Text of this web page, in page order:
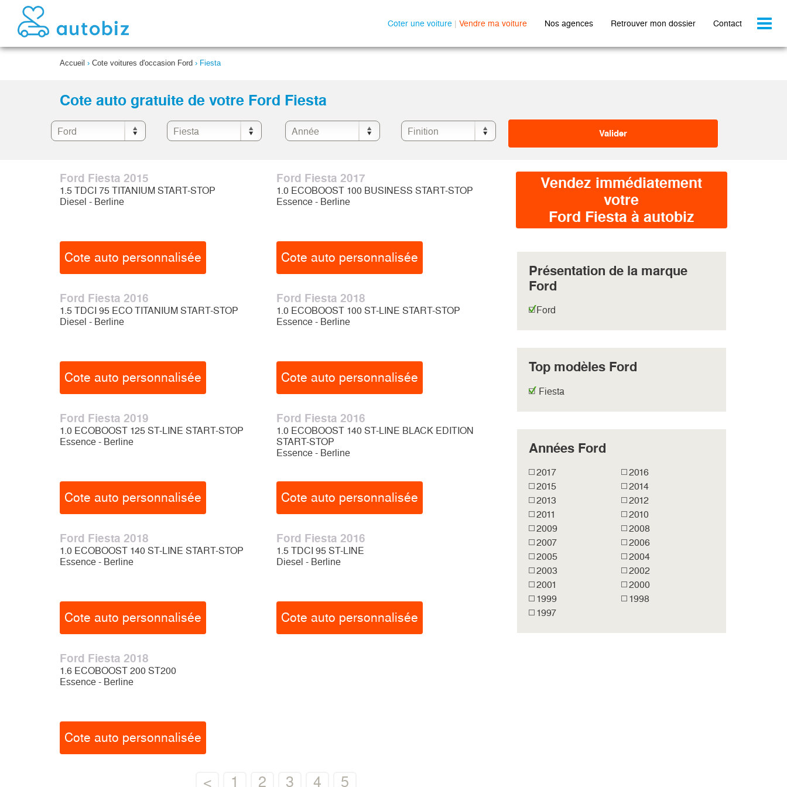
Coter une voiture | Vendre ma voiture Nos agences Retrouver mon dossier Contact
Accueil › Cote voitures d'occasion Ford › Fiesta
Cote auto gratuite de votre Ford Fiesta
Ford Fiesta 2015
1.5 TDCI 75 TITANIUM START-STOP
Diesel - Berline
Cote auto personnalisée
Ford Fiesta 2017
1.0 ECOBOOST 100 BUSINESS START-STOP
Essence - Berline
Cote auto personnalisée
Ford Fiesta 2016
1.5 TDCI 95 ECO TITANIUM START-STOP
Diesel - Berline
Cote auto personnalisée
Ford Fiesta 2018
1.0 ECOBOOST 100 ST-LINE START-STOP
Essence - Berline
Cote auto personnalisée
Ford Fiesta 2019
1.0 ECOBOOST 125 ST-LINE START-STOP
Essence - Berline
Cote auto personnalisée
Ford Fiesta 2016
1.0 ECOBOOST 140 ST-LINE BLACK EDITION
START-STOP
Essence - Berline
Cote auto personnalisée
Ford Fiesta 2018
1.0 ECOBOOST 140 ST-LINE START-STOP
Essence - Berline
Cote auto personnalisée
Ford Fiesta 2016
1.5 TDCI 95 ST-LINE
Diesel - Berline
Cote auto personnalisée
Ford Fiesta 2018
1.6 ECOBOOST 200 ST200
Essence - Berline
Cote auto personnalisée
< 1 2 3 4 5
Vendez immédiatement
votre
Ford Fiesta à autobiz
Présentation de la marque
Ford
Ford
Top modèles Ford
Fiesta
Années Ford
2017
2016
2015
2014
2013
2012
2011
2010
2009
2008
2007
2006
2005
2004
2003
2002
2001
2000
1999
1998
1997